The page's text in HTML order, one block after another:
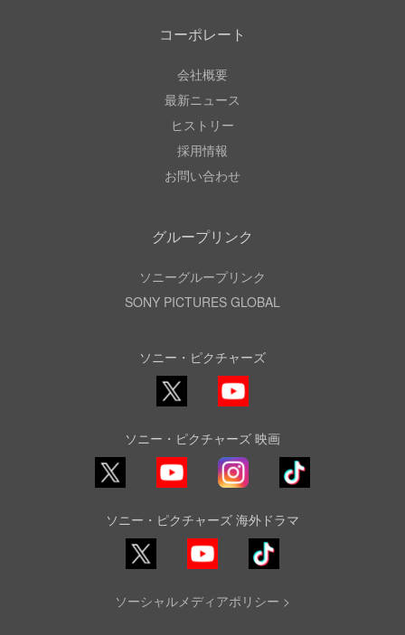
コーポレート
会社概要
最新ニュース
ヒストリー
採用情報
お問い合わせ
グループリンク
ソニーグループリンク
SONY PICTURES GLOBAL
ソニー・ピクチャーズ
X
YouTube
ソニー・ピクチャーズ 映画
YouTube Instagram
TikTok
ソニー・ピクチャーズ 海外ドラマ
YouTube
TikTok
ソーシャルメディアポリシー >